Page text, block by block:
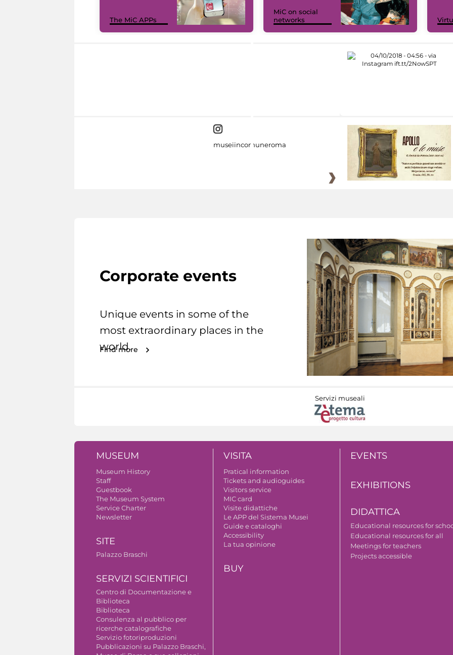
The MiC APPs
MiC on social
networks
museiincomuneroma
Corporate events
Unique events in some of the
most extraordinary places in the
world.
Find more
Servizi museali
MUSEUM
Museum History
Staff
Guestbook
The Museum System
Service Charter
Newsletter
SITE
Palazzo Braschi
SERVIZI SCIENTIFICI
Centro di Documentazione e
Biblioteca
Biblioteca
Consulenza al pubblico per
ricerche catalografiche
Servizio fotoriproduzioni
Pubblicazioni su Palazzo Braschi,
VISITA
Pratical information
Tickets and audioguides
Visitors service
MIC card
Visite didattiche
Le APP del Sistema Musei
Guide e cataloghi
Accessibility
La tua opinione
BUY
EVENTS
EXHIBITIONS
DIDATTICA
Educational resources for
Educational resources for all
Meetings for teachers
Projects accessible